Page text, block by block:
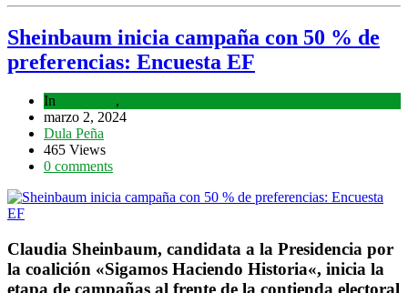
Sheinbaum inicia campaña con 50 % de
preferencias: Encuesta EF
In ,
marzo 2, 2024
Dula Peña
465 Views
0 comments
Claudia Sheinbaum, candidata a la Presidencia por
la coalición «Sigamos Haciendo Historia«, inicia la
etapa de campañas al frente de la contienda electoral